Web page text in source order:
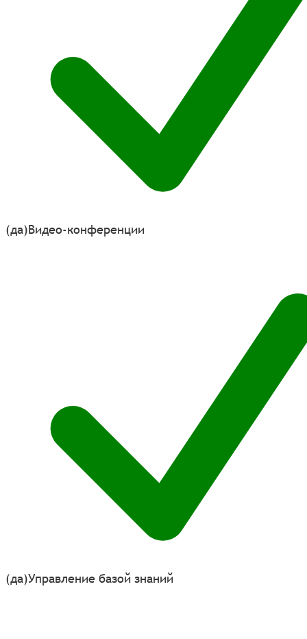
(да)Видео-конференции
(да)Управление базой знаний